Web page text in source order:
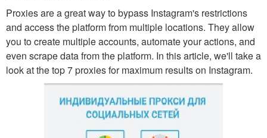
Proxies are a great way to bypass Instagram's restrictions
and access the platform from multiple locations. They allow
you to create multiple accounts, automate your actions, and
even scrape data from the platform. In this article, we'll take a
look at the top 7 proxies for maximum results on Instagram.